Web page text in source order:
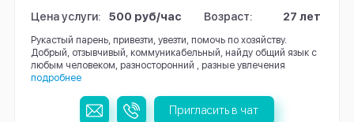
Цена услуги: 500 руб/час Возраст: 27 лет
Рукастый парень, привезти, увезти, помочь по хозяйству.
Добрый, отзывчивый, коммуникабельный, найду общий язык с
любым человеком, разносторонний , разные увлечения
подробнее
Пригласить в чат